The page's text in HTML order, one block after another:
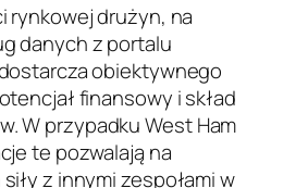
rynkowej drużyn, na
danych z portalu
obiektywnego
finansowy i skład
W przypadku West Ham
te pozwalają na
z innymi zespołami w